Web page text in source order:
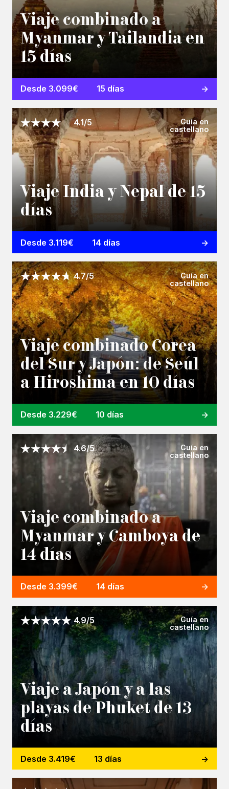
Viaje combinado a
Myanmar y Tailandia en
15 días
Desde 3.099€ 15 días
4.1/5
Guía en
castellano
Viaje India y Nepal de 15
días
Desde 3.119€ 14 días
4.7/5
Guía en
castellano
Viaje combinado Corea
del Sur y Japón: de Seúl
a Hiroshima en 10 días
Desde 3.229€ 10 días
4.6/5
Guía en
castellano
Viaje combinado a
Myanmar y Camboya de
14 días
Desde 3.399€ 14 días
4.9/5
Guía en
castellano
Viaje a Japón y a las
playas de Phuket de 13
días
Desde 3.419€ 13 días